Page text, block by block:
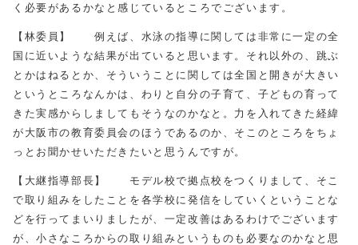
く必要があるかなと感じているところでございます。
【林委員】 例えば、水泳の指導に関しては非常に一定の全
国に近いような結果が出ていると思います。それ以外の、跳ぶ
とかはねるとか、そういうことに関しては全国と開きが大きい
というところなんかは、わりと自分の子育て、子どもの育って
きた実感からしましてもそうなのかなと。力を入れてきた経緯
が大阪市の教育委員会のほうであるのか、そこのところをちょ
っとお聞かせいただきたいと思うんですが。
【大継指導部長】 モデル校で拠点校をつくりまして、そこ
で取り組みをしたことを各学校に発信をしていくということな
どを行ってまいりましたが、一定改善はあるわけでございます
が、小さなころからの取り組みというものも必要なのかなと思